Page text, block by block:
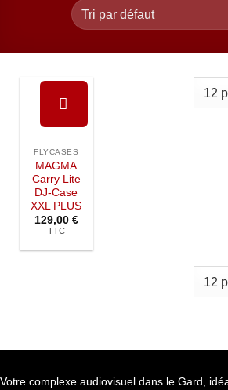
la liste de
souhaits
FLYCASES
MAGMA
Carry Lite
DJ-Case
XXL PLUS
129,00 €
TTC
Votre complexe audiovisuel dans le Gard,